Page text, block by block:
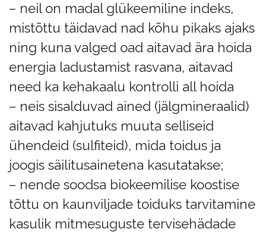
– neil on madal glükeemiline indeks,
mistõttu täidavad nad kõhu pikaks ajaks
ning kuna valged oad aitavad ära hoida
energia ladustamist rasvana, aitavad
need ka kehakaalu kontrolli all hoida
– neis sisalduvad ained (jälgmineraalid)
aitavad kahjutuks muuta selliseid
ühendeid (sulfiteid), mida toidus ja
joogis säilitusainetena kasutatakse;
– nende soodsa biokeemilise koostise
tõttu on kaunviljade toiduks tarvitamine
kasulik mitmesuguste tervisehädade